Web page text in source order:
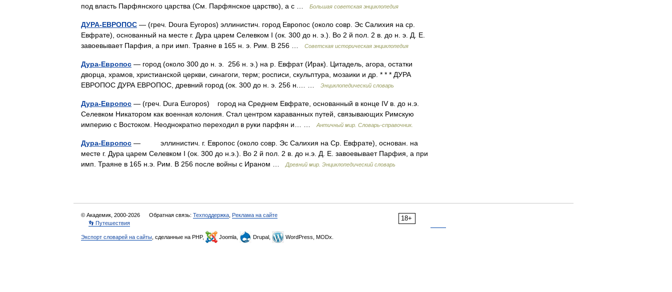
под власть Парфянского царства (См. Парфянское царство), а с …
Большая советская энциклопедия
ДУРА-ЕВРОПОС — (греч. Doura Eyropos) эллинистич. город Европос (около совр. Эс Салихия на ср.
Евфрате), основанный на месте г. Дура царем Селевком I (ок. 300 до н. э.). Во 2 й пол. 2 в. до н. э. Д. Е.
завоевывает Парфия, а при имп. Траяне в 165 н. э. Рим. В 256 …
Советская историческая энциклопедия
Дура-Европос — город (около 300 до н. э. 256 н. э.) на р. Евфрат (Ирак). Цитадель, агора, остатки
дворца, храмов, христианской церкви, синагоги, терм; росписи, скульптура, мозаики и др. * * * ДУРА
ЕВРОПОС ДУРА ЕВРОПОС, древний город (ок. 300 до н. э. 256 н.… …
Энциклопедический словарь
Дура-Европос — (греч. Dura Europos) город на Среднем Евфрате, основанный в конце IV в. до н.э.
Селевком Никатором как военная колония. Стал центром караванных путей, связывающих Римскую
империю с Востоком. Неоднократно переходил в руки парфян и… …
Античный мир. Словарь-справочник.
Дура-Европос — эллинистич. г. Европос (около совр. Эс Салихия на Ср. Евфрате), основан. на
месте г. Дура царем Селевком I (ок. 300 до н.э.). Во 2 й пол. 2 в. до н.э. Д. Е. завоевывает Парфия, а при
имп. Траяне в 165 н.э. Рим. В 256 после войны с Ираном …
Древний мир. Энциклопедический словарь
18+
© Академик, 2000-2026 Обратная связь: Техподдержка Реклама на сайте
👣 Путешествия
Экспорт словарей на сайты , сделанные на PHP, Joomla, Drupal, WordPress, MODx.